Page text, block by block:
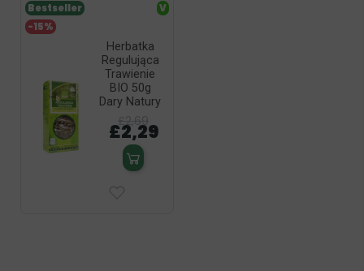
Herbatka
Regulująca
Trawienie
BIO 50g
Dary Natury
£2,29
-15%
Bestseller V